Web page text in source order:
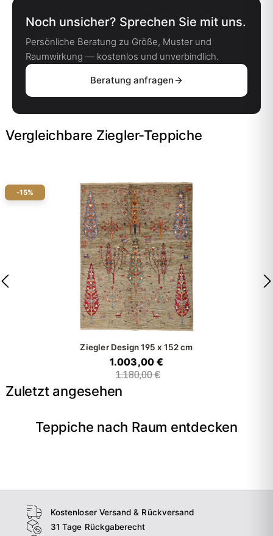
Noch unsicher? Sprechen Sie mit uns.
Persönliche Beratung zu Größe, Muster und
Raumwirkung — kostenlos und unverbindlich.
Beratung anfragen
Vergleichbare Ziegler-Teppiche
-15%
Ziegler Design 195 x 152 cm
1.003,00 €
1.180,00 €
Zuletzt angesehen
Teppiche nach Raum entdecken
Wohnzimmer
Kostenloser Versand & Rückversand
31 Tage Rückgaberecht